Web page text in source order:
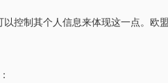
控制其个人信息来体现这一点。欧